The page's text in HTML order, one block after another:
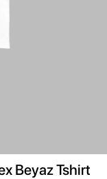
Beyaz Tshirt